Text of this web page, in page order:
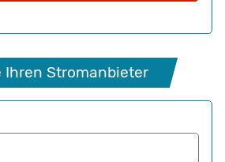
Ihren Stromanbieter